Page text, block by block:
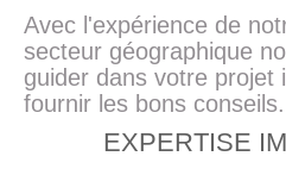
Avec l'expérience de
secteur géographique
guider dans votre projet
fournir les bons conseils.
EXPERTISE